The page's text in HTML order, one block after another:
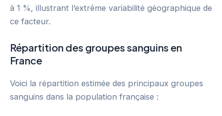
à 1 %, illustrant l’extrême variabilité géographique de
ce facteur.
Répartition des groupes sanguins en
France
Voici la répartition estimée des principaux groupes
sanguins dans la population française :